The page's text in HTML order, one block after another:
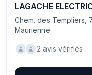
LAGACHE
Chem. des Templiers,
Maurienne
2 avis vérifiés